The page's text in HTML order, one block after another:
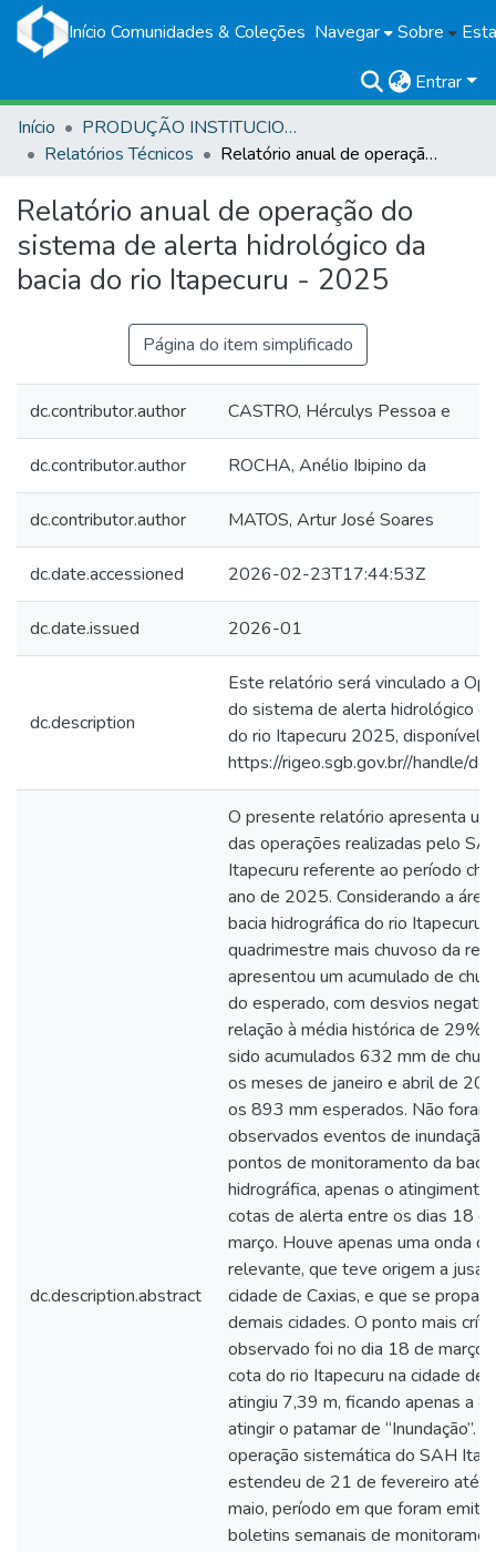
Início Comunidades & Coleções Navegar Sobre
Entrar
Início
PRODUÇÃO INSTITUCIONAL
Relatórios Técnicos
Relatório anual de operação do sistema de alerta hidrológico da bacia do rio Itapecuru - 2025
Relatório anual de operação do
sistema de alerta hidrológico da
bacia do rio Itapecuru - 2025
Página do item simplificado
dc.contributor.author CASTRO, Hérculys Pessoa e
dc.contributor.author ROCHA, Anélio Ibipino da
dc.contributor.author MATOS, Artur José Soares
dc.date.accessioned 2026-02-23T17:44:53Z
dc.date.issued 2026-01
dc.description
Este relatório será vinculado a
do sistema de alerta hidrológico
do rio Itapecuru 2025, disponível
https://rigeo.sgb.gov.br//handle/
dc.description.abstract
O presente relatório apresenta
das operações realizadas pelo
Itapecuru referente ao período
ano de 2025. Considerando a
bacia hidrográfica do rio Itapecuru,
quadrimestre mais chuvoso da
apresentou um acumulado de
do esperado, com desvios
relação à média histórica de 29%,
sido acumulados 632 mm de
os meses de janeiro e abril de
os 893 mm esperados. Não foram
observados eventos de inundação
pontos de monitoramento da bacia
hidrográfica, apenas o atingimento
cotas de alerta entre os dias 18 e
março. Houve apenas uma onda
relevante, que teve origem a
cidade de Caxias, e que se
demais cidades. O ponto mais
observado foi no dia 18 de março,
cota do rio Itapecuru na cidade de
atingiu 7,39 m, ficando apenas a 8
atingir o patamar de “Inundação”. A
operação sistemática do SAH
estendeu de 21 de fevereiro até
maio, período em que foram
boletins semanais de